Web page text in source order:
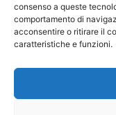
consenso a queste
comportamento di
acconsentire o ritirare il
caratteristiche e funzioni.